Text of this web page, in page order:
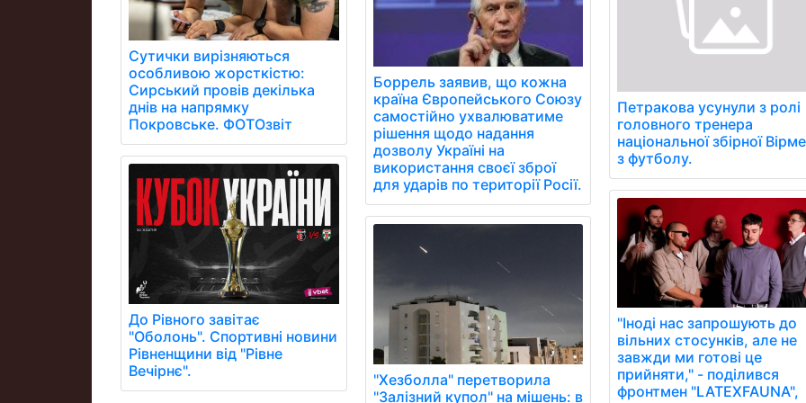
Сутички вирізняються
особливою жорсткістю:
Сирський провів декілька
днів на напрямку
Покровське. ФОТОзвіт
До Рівного завітає
"Оболонь". Спортивні новини
Рівненщини від "Рівне
Вечірнє".
Боррель заявив, що кожна
країна Європейського Союзу
самостійно ухвалюватиме
рішення щодо надання
дозволу Україні на
використання своєї зброї
для ударів по території Росії.
"Хезболла" перетворила
"Залізний купол" на мішень: в
Петракова усунули з ролі
головного тренера
національної збірної
з футболу.
"Іноді нас запрошують до
вільних стосунків, але не
завжди ми готові це
прийняти," - поділився
фронтмен "LATEXFAUNA",